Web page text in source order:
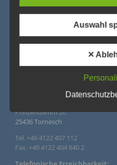
Agentur Rindle – Trends for
Prinzendamm 20
25436 Tornesch
Tel. +49 4122 407 112
Fax. +49 4122 404 840 2
verwendet wurden. Unsere
für die Öffentlichkeit als auch
Geschäftspartner einfach
dies zu gewährleisten, möchten
Begrifflichkeiten erläutern.
Wir verwenden in dieser
a) personenbezogene
Personenbezogene
natürliche Person (im
beziehen. Als
angesehen, die direkt
Auswahl
✕